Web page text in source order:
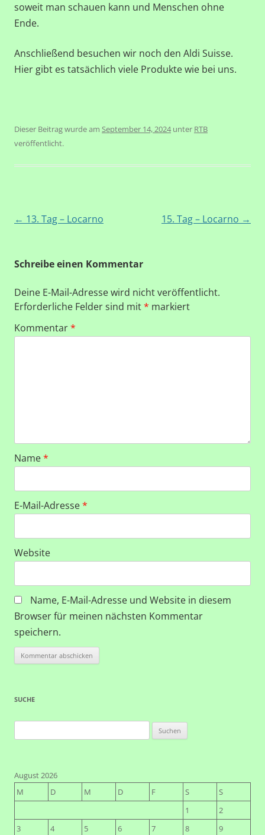
soweit man schauen kann und Menschen ohne
Ende.
Anschließend besuchen wir noch den Aldi Suisse.
Hier gibt es tatsächlich viele Produkte wie bei uns.
Dieser Beitrag wurde am September 14, 2024unter RTB
veröffentlicht.
Beitragsnavigation
← 13. Tag – Locarno 15. Tag – Locarno →
Schreibe einen Kommentar
Deine E-Mail-Adresse wird nicht veröffentlicht.
Erforderliche Felder sind mit* markiert
Kommentar*
Name*
E-Mail-Adresse*
Website
Name, E-Mail-Adresse und Website in diesem
Browser für meinen nächsten Kommentar
speichern.
SUCHE
nach:
August 2026
M
D M D F S
S
1
2
3
4 5 6 7 8 9